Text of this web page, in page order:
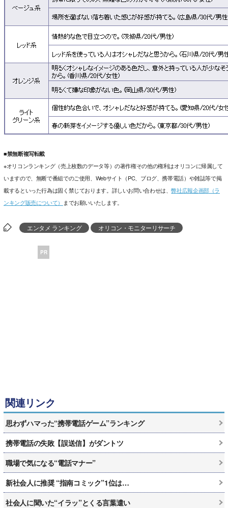
■禁無断複写転載
※オリコンランキング（売上枚数のデータ等）の著作権その他の権利はオリコンに帰属して
いますので、無断で番組でのご使用、Webサイト（PC、ブログ、携帯電話）や雑誌等で掲
載するといった行為は固く禁じております。詳しいお問い合わせは、弊社広報企画部（ラ
ンキング販売について） までお願いいたします。
エンタメ ランキング オリコン・モニターリサーチ
PR
関連リンク
思わずハマった“携帯電話ゲーム”ランキング
携帯電話の失敗【誤送信】がダントツ
職場で気になる“電話マナー”
新社会人に推奨 “指南コミック”1位は…
社会人に聞いた“イラッ”とくる言葉遣い